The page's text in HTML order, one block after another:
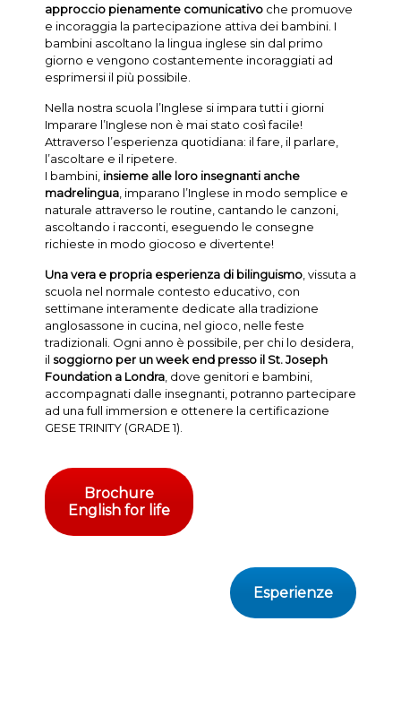
approccio pienamente comunicativoche promuove
e incoraggia la partecipazione attiva dei bambini. I
bambini ascoltano la lingua inglese sin dal primo
giorno e vengono costantemente incoraggiati ad
esprimersi il più possibile.
Nella nostra scuola l’Inglese si impara tutti i giorni
Imparare l’Inglese non è mai stato così facile!
Attraverso l’esperienza quotidiana: il fare, il parlare,
l’ascoltare e il ripetere.
I bambini, insieme alle loro insegnanti anche
madrelingua, imparano l’Inglese in modo semplice e
naturale attraverso le routine, cantando le canzoni,
ascoltando i racconti, eseguendo le consegne
richieste in modo giocoso e divertente!
Una vera e propria esperienza di bilinguismo, vissuta a
scuola nel normale contesto educativo, con
settimane interamente dedicate alla tradizione
anglosassone in cucina, nel gioco, nelle feste
tradizionali. Ogni anno è possibile, per chi lo desidera,
il soggiorno per un week end presso il St. Joseph
Foundation a Londra, dove genitori e bambini,
accompagnati dalle insegnanti, potranno partecipare
ad una full immersion e ottenere la certificazione
GESE TRINITY (GRADE 1).
Brochure
English for life
Esperienze